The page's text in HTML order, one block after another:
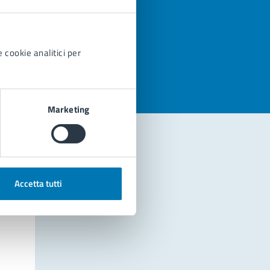
cookie analitici per
Marketing
Accetta tutti